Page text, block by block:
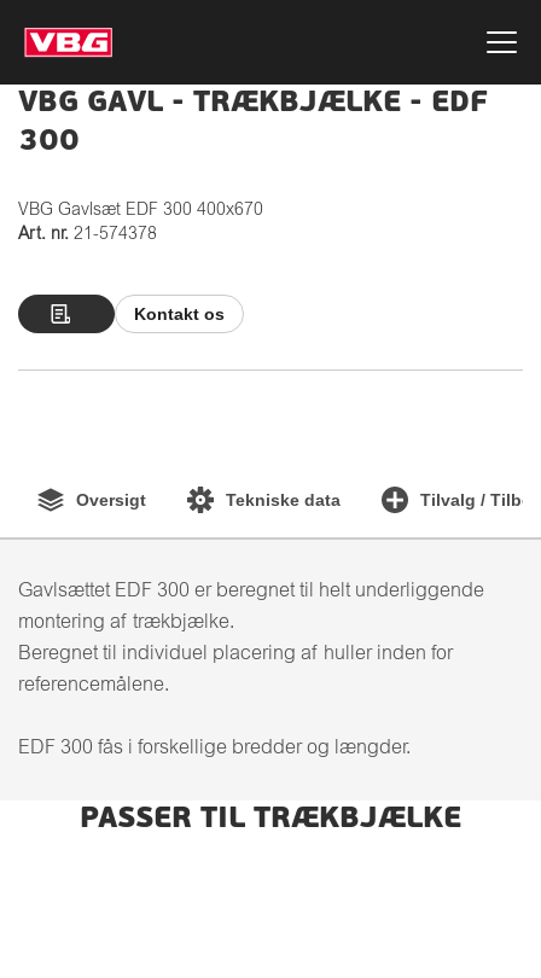
VBG GAVL - TRÆKBJÆLKE - EDF
300
VBG Gavlsæt EDF 300 400x670
Art. nr. 21-574378
Kontakt os
Oversigt Tekniske data Tilvalg /
Gavlsættet EDF 300 er beregnet til helt underliggende
montering af trækbjælke.
Beregnet til individuel placering af huller inden for
referencemålene.
EDF 300 fås i forskellige bredder og længder.
PASSER TIL TRÆKBJÆLKE